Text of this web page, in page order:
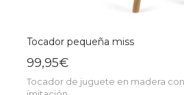
Tocador pequeña miss
99,95€
Tocador de juguete en madera